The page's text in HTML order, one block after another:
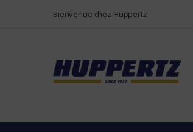
Bienvenue chez Huppertz